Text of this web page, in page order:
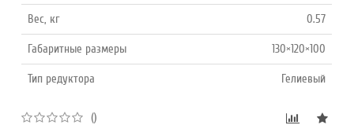
Вес, кг 0.57
Габаритные размеры 130×120×100
Тип редуктора Гелиевый
()